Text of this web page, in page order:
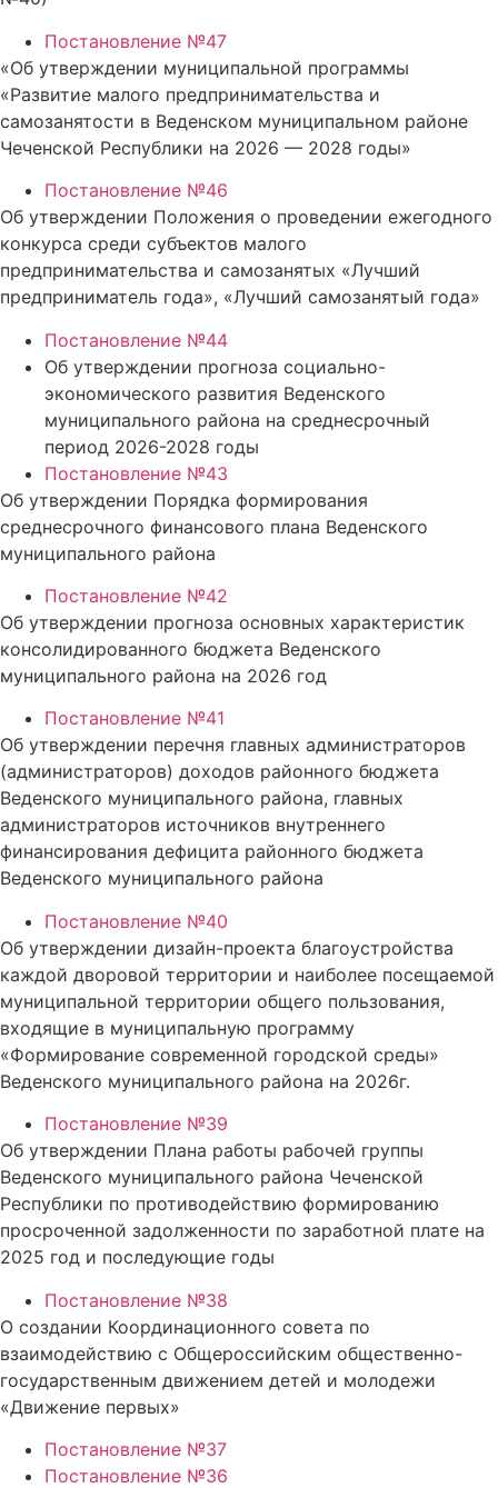
Постановление №47
«Об утверждении муниципальной программы
«Развитие малого предпринимательства и
самозанятости в Веденском муниципальном районе
Чеченской Республики на 2026 — 2028 годы»
Постановление №46
Об утверждении Положения о проведении ежегодного
конкурса среди субъектов малого
предпринимательства и самозанятых «Лучший
предприниматель года», «Лучший самозанятый года»
Постановление №44
Об утверждении прогноза социально-
экономического развития Веденского
муниципального района на среднесрочный
период 2026-2028 годы
Постановление №43
Об утверждении Порядка формирования
среднесрочного финансового плана Веденского
муниципального района
Постановление №42
Об утверждении прогноза основных характеристик
консолидированного бюджета Веденского
муниципального района на 2026 год
Постановление №41
Об утверждении перечня главных администраторов
(администраторов) доходов районного бюджета
Веденского муниципального района, главных
администраторов источников внутреннего
финансирования дефицита районного бюджета
Веденского муниципального района
Постановление №40
Об утверждении дизайн-проекта благоустройства
каждой дворовой территории и наиболее посещаемой
муниципальной территории общего пользования,
входящие в муниципальную программу
«Формирование современной городской среды»
Веденского муниципального района на 2026г.
Постановление №39
Об утверждении Плана работы рабочей группы
Веденского муниципального района Чеченской
Республики по противодействию формированию
просроченной задолженности по заработной плате на
2025 год и последующие годы
Постановление №38
О создании Координационного совета по
взаимодействию с Общероссийским общественно-
государственным движением детей и молодежи
«Движение первых»
Постановление №37
Постановление №36